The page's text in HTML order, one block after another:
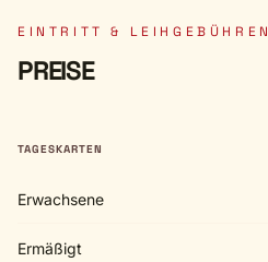
EINTRITT & LEIHGEBÜHREN
PREISE
TAGESKARTEN
Erwachsene
Ermäßigt